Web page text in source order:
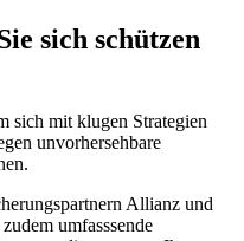
sich schützen
sich mit klugen Strategien
unvorhersehbare
Allianz und
umfasssende